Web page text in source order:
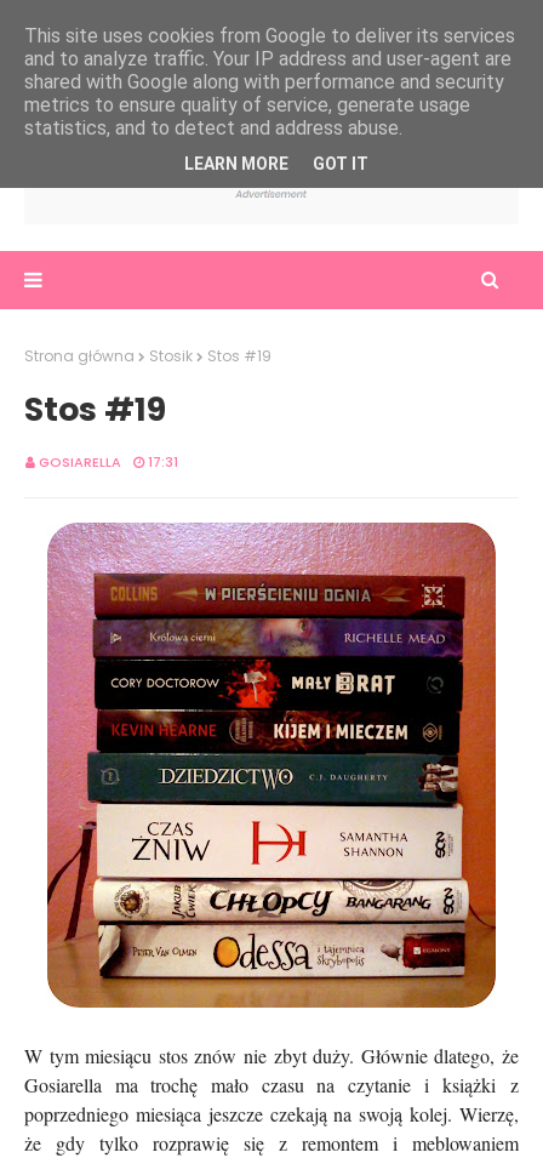
Strona główna Stosik Stos #19
Stos #19
GOSIARELLA 17:31
W tym miesiącu stos znów nie zbyt duży. Głównie dlatego, że
Gosiarella ma trochę mało czasu na czytanie i książki z
poprzedniego miesiąca jeszcze czekają na swoją kolej. Wierzę,
że gdy tylko rozprawię się z remontem i meblowaniem
This site uses cookies from Google to deliver its services
and to analyze traffic. Your IP address and user-agent are
shared with Google along with performance and security
metrics to ensure quality of service, generate usage
statistics, and to detect and address abuse.
LEARN MORE GOT IT